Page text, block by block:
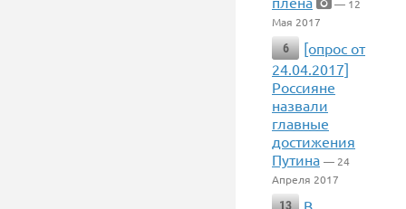
— 12
Мая 2017
6
[опрос от
24.04.2017]
Россияне
назвали
главные
достижения
Путина — 24
Апреля 2017
13
В